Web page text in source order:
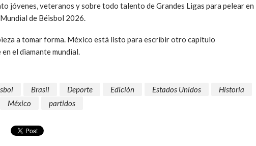
jóvenes, veteranos y sobre todo talento de Grandes Ligas para pelear en
de Béisbol 2026.
a tomar forma. México está listo para escribir otro capítulo
el diamante mundial.
Brasil Deporte Edición Estados Unidos
Historia
México partidos